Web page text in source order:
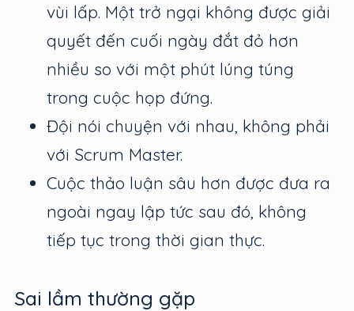
vùi lấp. Một trở ngại không được giải
quyết đến cuối ngày đắt đỏ hơn
nhiều so với một phút lúng túng
trong cuộc họp đứng.
Đội nói chuyện với nhau, không phải
với Scrum Master.
Cuộc thảo luận sâu hơn được đưa ra
ngoài ngay lập tức sau đó, không
tiếp tục trong thời gian thực.
Sai lầm thường gặp